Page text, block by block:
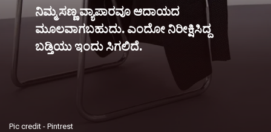
ನಿಮ್ಮ ಸಣ್ಣ ವ್ಯಾಪಾರವೂ ಆದಾಯದ
ಮೂಲವಾಗಬಹುದು. ಎಂದೋ ನಿರೀಕ್ಷಿಸಿದ್ದ
ಬಡ್ತಿಯು ಇಂದು ಸಿಗಲಿದೆ.
Pic credit - Pintrest